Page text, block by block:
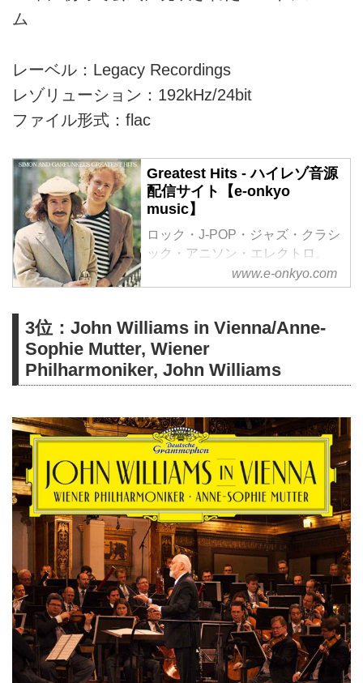
ム
レーベル：Legacy Recordings
レゾリューション：192kHz/24bit
ファイル形式：flac
Greatest Hits - ハイレゾ音源
配信サイト【e-onkyo
music】
ロック・J-POP・ジャズ・クラシ
ック・アニソン・エレクトロ。
様々なジャンルをハイレゾで配信
中。WAV・flac・DSDなど各種フ
聴くならe-onkyo music！
www.e-onkyo.com
3位：John Williams in Vienna/Anne-
Sophie Mutter, Wiener
Philharmoniker, John Williams